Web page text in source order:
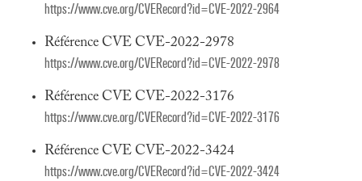
https://www.cve.org/CVERecord?id=CVE-2022-2964
Référence CVE CVE-2022-2978
https://www.cve.org/CVERecord?id=CVE-2022-2978
Référence CVE CVE-2022-3176
https://www.cve.org/CVERecord?id=CVE-2022-3176
Référence CVE CVE-2022-3424
https://www.cve.org/CVERecord?id=CVE-2022-3424